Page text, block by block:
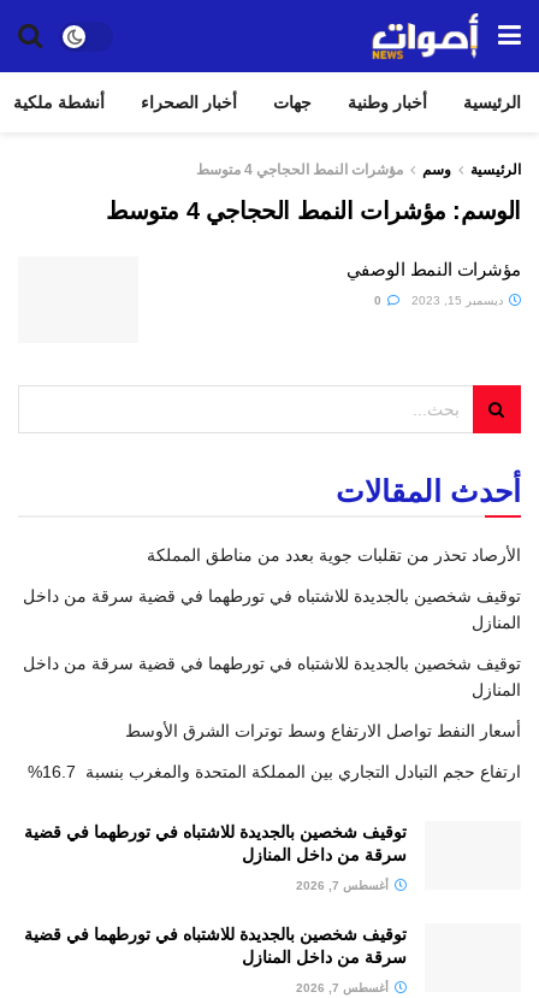
الرئيسية أخبار وطنية جهات أخبار الصحراء أنشطة ملكية
الرئيسية وسم مؤشرات النمط الحجاجي 4 متوسط
الوسم: مؤشرات النمط الحجاجي 4 متوسط
مؤشرات النمط الوصفي
ديسمبر 15, 2023
أحدث المقالات
الأرصاد تحذر من تقلبات جوية بعدد من مناطق المملكة
توقيف شخصين بالجديدة للاشتباه في تورطهما في قضية سرقة من داخل
المنازل
توقيف شخصين بالجديدة للاشتباه في تورطهما في قضية سرقة من داخل
المنازل
أسعار النفط تواصل الارتفاع وسط توترات الشرق الأوسط
ارتفاع حجم التبادل التجاري بين المملكة المتحدة والمغرب بنسبة 16.7%
توقيف شخصين بالجديدة للاشتباه في تورطهما في قضية
سرقة من داخل المنازل
أغسطس 7, 2026
توقيف شخصين بالجديدة للاشتباه في تورطهما في قضية
سرقة من داخل المنازل
أغسطس 7, 2026